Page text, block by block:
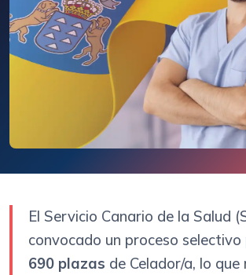
El Servicio Canario de la Salud
convocado un proceso
690 plazas de Celador/a, lo